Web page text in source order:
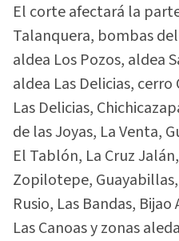
El corte afectará la
Talanquera, bombas
aldea Los Pozos, aldea
aldea Las Delicias,
Las Delicias,
de las Joyas, La Venta,
El Tablón, La Cruz
Zopilotepe,
Rusio, Las Bandas,
Las Canoas y zonas